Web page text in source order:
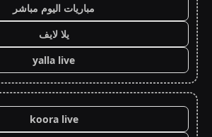
مباريات اليوم مباشر
يلا لايف
yalla live
koora live